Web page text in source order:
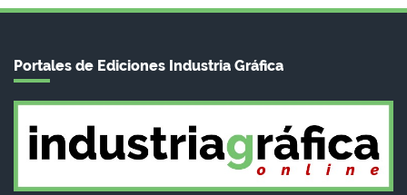
Portales de Ediciones Industria Gráfica